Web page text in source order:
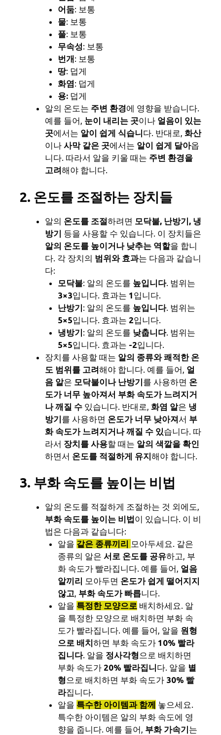
어둠: 보통
물: 보통
풀: 보통
무속성: 보통
번개: 보통
땅: 덥게
화염: 덥게
용:덥게
알의 온도는 주변 환경에 영향을 받습니다.
예를 들어, 눈이 내리는 곳이나 얼음이 있는
곳에서는 알이 쉽게 식습니다. 반대로, 화산
이나 사막 같은 곳에서는 알이 쉽게 달아옵
니다. 따라서 알을 키울 때는 주변 환경을
고려해야 합니다.
2. 온도를 조절하는 장치들
알의 온도를 조절하려면 모닥불, 난방기, 냉
방기 등을 사용할 수 있습니다. 이 장치들은
알의 온도를 높이거나 낮추는 역할을 합니
다. 각 장치의 범위와 효과는 다음과 같습니
다:
모닥불: 알의 온도를 높입니다. 범위는
3×3입니다. 효과는 1 입니다.
난방기: 알의 온도를 높입니다. 범위는
5×5입니다. 효과는 2입니다.
냉방기: 알의 온도를 낮춥니다. 범위는
5×5입니다. 효과는 -2입니다.
장치를 사용할 때는 알의 종류와 쾌적한 온
도 범위를 고려해야 합니다. 예를 들어, 얼
음 알은 모닥불이나 난방기를 사용하면 온
도가 너무 높아져서 부화 속도가 느려지거
나 깨질 수 있습니다. 반대로, 화염 알은 냉
방기를 사용하면 온도가 너무 낮아져서 부
화 속도가 느려지거나 깨질 수 있습니다. 따
라서 장치를 사용할 때는 알의 색깔을 확인
하면서 온도를 적절하게 유지해야 합니다.
3. 부화 속도를 높이는 비법
알의 온도를 적절하게 조절하는 것 외에도,
부화 속도를 높이는 비법이 있습니다. 이 비
법은 다음과 같습니다:
알을 같은 종류끼리 모아두세요. 같은
종류의 알은 서로 온도를 공유하고, 부
화 속도가 빨라집니다. 예를 들어, 얼음
알끼리 모아두면 온도가 쉽게 떨어지지
않고, 부화 속도가 빠릅니다.
알을 특정한 모양으로 배치하세요. 알
을 특정한 모양으로 배치하면 부화 속
도가 빨라집니다. 예를 들어, 알을 원형
으로 배치하면 부화 속도가 10% 빨라
집니다. 알을 정사각형 으로 배치하면
부화 속도가 20% 빨라집니다. 알을 별
형 으로 배치하면 부화 속도가 30% 빨
라집니다.
알을 특수한 아이템과 함께 놓으세요.
특수한 아이템은 알의 부화 속도에 영
향을 줍니다. 예를 들어, 부화 가속기는